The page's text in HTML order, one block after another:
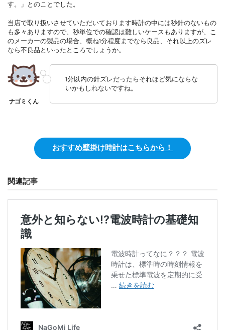
す。」とのことでした。
当店で取り扱いさせていただいております時計の中には秒針のないもの
も多々ありますので、秒単位での確認は難しいケースもありますが、こ
のメーカーの製品の場合、概ね1分程度までなら良品、それ以上のズレ
なら不良品といったところでしょうか。
1分以内の針ズレだったらそれほど気にならな
いかもしれないですね。
おすすめ壁掛け時計はこちらから！
関連記事